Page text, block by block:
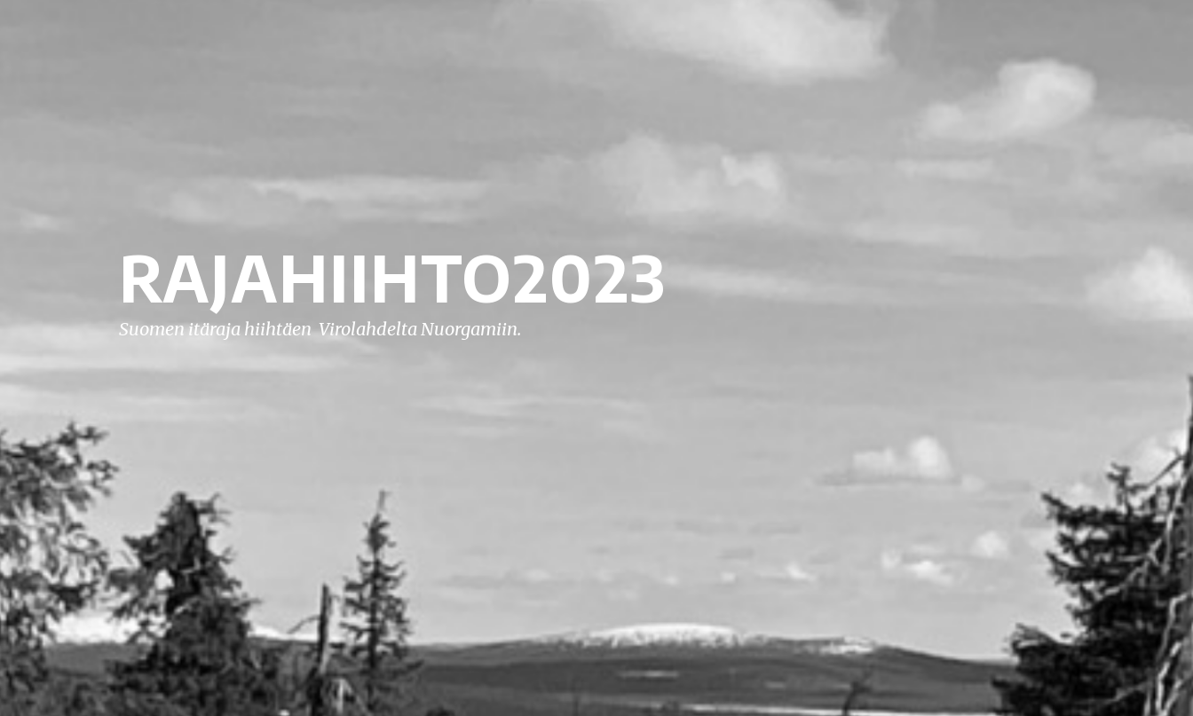
RAJAHIIHTO2023
Suomen itäraja hiihtäen Virolahdelta Nuorgamiin.